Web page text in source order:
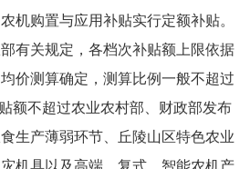
机购置与应用补贴实行定额补贴。
有关规定，各档次补贴额上限依据
价测算确定，测算比例一般不超过
额不超过农业农村部、财政部发布
生产薄弱环节、丘陵山区特色农业
机具以及高端、复式、智能农机产